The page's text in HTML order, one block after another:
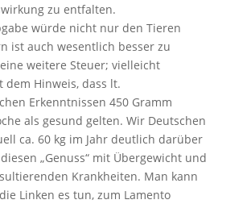
zu entfalten.
würde nicht nur den Tieren
ist auch wesentlich besser zu
weitere Steuer; vielleicht
Hinweis, dass lt.
Erkenntnissen 450 Gramm
als gesund gelten. Wir Deutschen
ca. 60 kg im Jahr deutlich darüber
„Genuss“ mit Übergewicht und
Krankheiten. Man kann
Linken es tun, zum Lamento